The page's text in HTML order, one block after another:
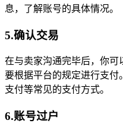
息，了解账号的具体情况。
5.确认交易
在与卖家沟通完毕后，你可
要根据平台的规定进行支
支付等常见的支付方式。
6.账号过户